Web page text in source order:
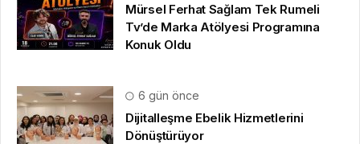
Mürsel Ferhat Sağlam Tek Rumeli
Tv’de Marka Atölyesi Programına
Konuk Oldu
6 gün önce
Dijitalleşme Ebelik Hizmetlerini
Dönüştürüyor